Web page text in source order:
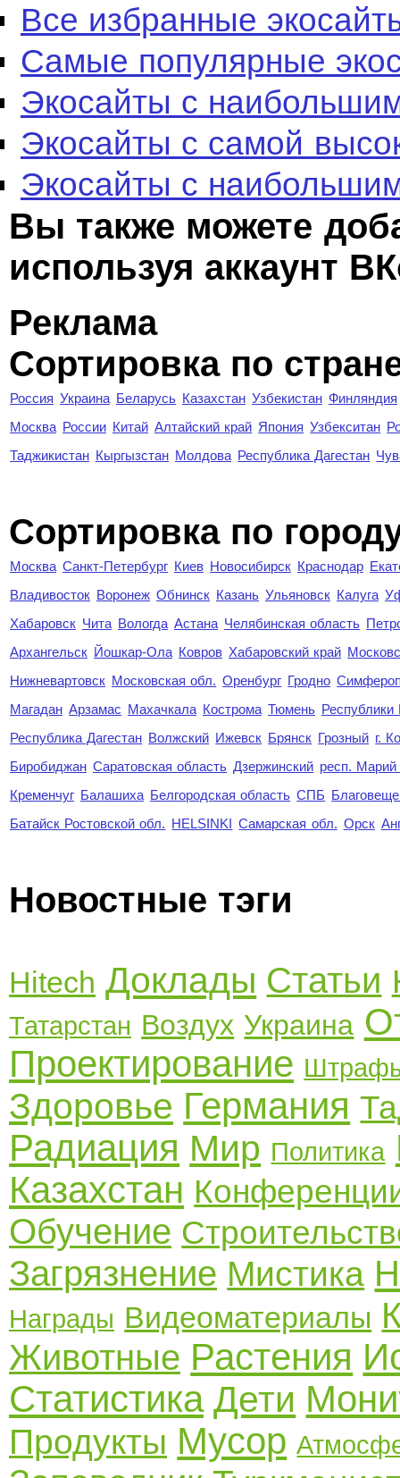
Все избранные
Самые популярные
Экосайты с
Экосайты с самой
Экосайты с
Вы также можете
используя аккаунт
Реклама
Сортировка по
Россия Украина Беларусь Казахстан Узбекистан Финляндия
Москва России Китай Алтайский край Япония Узбекситан
Таджикистан Кыргызстан Молдова Республика Дагестан
Cортировка по
Москва Санкт-Петербург Киев Новосибирск Краснодар
Владивосток Воронеж Обнинск Казань Ульяновск Калуга
Хабаровск Чита Вологда Астана Челябинская область
Архангельск Йошкар-Ола Ковров Хабаровский край
Нижневартовск Московская обл. Оренбург Гродно
Магадан Арзамас Махачкала Кострома Тюмень Республики
Республика Дагестан Волжский Ижевск Брянск Грозный г.
Биробиджан Саратовская область Дзержинский респ.
Кременчуг Балашиха Белгородская область СПБ
Батайск Ростовской обл. HELSINKI Самарская обл. Орск
Новостные тэги
Hitech Доклады Статьи
Татарстан Воздух Украина
Проектирование
Здоровье Германия
Радиация Мир Политика
Казахстан
Обучение
Загрязнение Мистика
Награды Видеоматериалы
Животные Растения
Статистика Дети
Продукты Мусор